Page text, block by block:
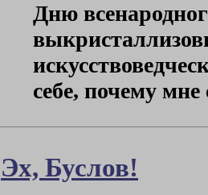
Дню
себе, почему
Эх, Буслов!